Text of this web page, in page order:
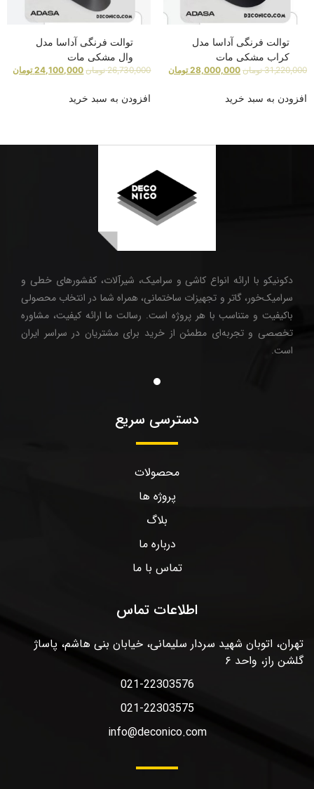
توالت فرنگی آداسا مدل
کراب مشکی مات
31,220,000 تومان 28,000,000 تومان
افزودن به سبد خرید
توالت فرنگی آداسا مدل
وال مشکی مات
26,730,000 تومان 24,100,000 تومان
افزودن به سبد خرید
دکونیکو با ارائه انواع کاشی و سرامیک، شیرآلات، کفشورهای خطی و
سرامیک‌خور، گاتر و تجهیزات ساختمانی، همراه شما در انتخاب محصولی
باکیفیت و متناسب با هر پروژه است. رسالت ما ارائه کیفیت، مشاوره
تخصصی و تجربه‌ای مطمئن از خرید برای مشتریان در سراسر ایران
است.
دسترسی سریع
محصولات
پروژه ها
بلاگ
درباره ما
تماس با ما
اطلاعات تماس
تهران، اتوبان شهید سردار سلیمانی، خیابان بنی هاشم، پاساژ
گلشن راز، واحد ۶
021-22303576
021-22303575
info@deconico.com